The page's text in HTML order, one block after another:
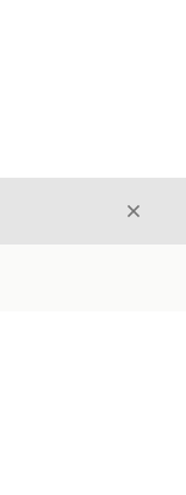
Stäng